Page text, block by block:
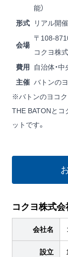
能）
形式
リアル開催
会場
〒108-
コクヨ株
費用
自治体・
主催 バトンの
※バトンのヨコク
THE BATONとコ
ットです。
コクヨ株式会
会社名
設立